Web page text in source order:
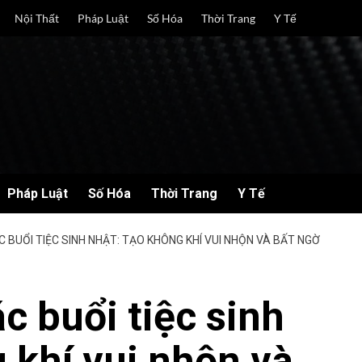
Nội Thất Pháp Luật Số Hóa Thời Trang Y Tế
Pháp Luật Số Hóa Thời Trang Y Tế
BUỔI TIỆC SINH NHẬT: TẠO KHÔNG KHÍ VUI NHỘN VÀ BẤT NGỜ
buổi tiệc sinh